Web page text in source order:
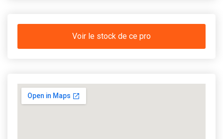
Voir le stock de ce pro